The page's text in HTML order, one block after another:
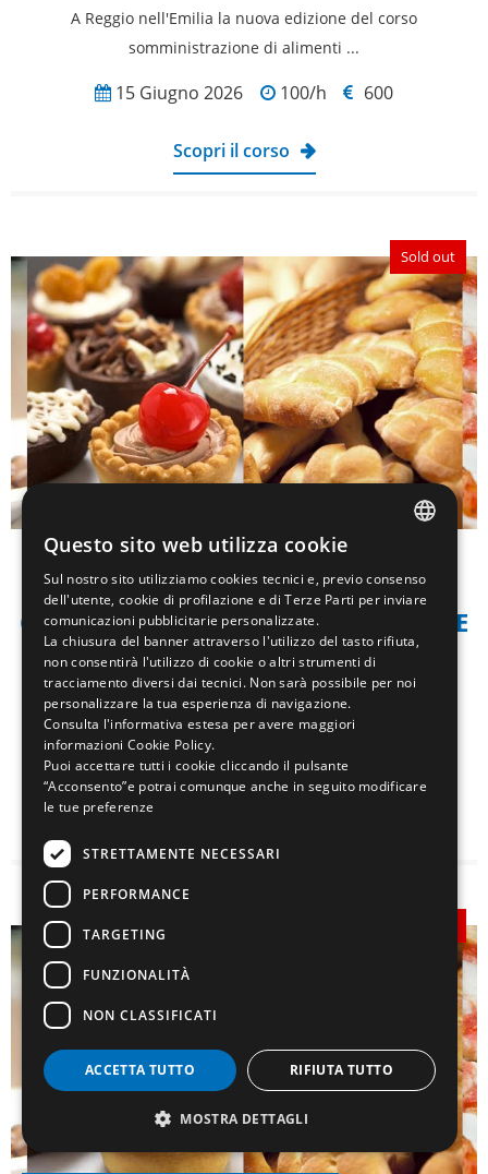
A Reggio nell'Emilia la nuova edizione del corso
somministrazione di alimenti ...
15 Giugno 2026 100/h 600
Scopri il corso
Sold out
2025-25893/RER - IMPRENDITORE
COMMERCIALE E SOMMINISTRAZIONE
DI ALIMENTI E BEVANDE
A Reggio nell'Emilia la nuova edizione del corso
somministrazione di alimenti ...
15 Giugno 2026 100/h
ENGLISH
Questo sito web utilizza cookie
Sul nostro sito utilizziamo cookies tecnici e, previo consenso
dell'utente, cookie di profilazione e di Terze Parti per inviare
comunicazioni pubblicitarie personalizzate.
La chiusura del banner attraverso l'utilizzo del tasto rifiuta,
non consentirà l'utilizzo di cookie o altri strumenti di
tracciamento diversi dai tecnici. Non sarà possibile per noi
personalizzare la tua esperienza di navigazione.
Consulta l'informativa estesa per avere maggiori
informazioni Cookie Policy.
Puoi accettare tutti i cookie cliccando il pulsante
“Acconsento”e potrai comunque anche in seguito modificare
le tue preferenze
STRETTAMENTE NECESSARI
PERFORMANCE
TARGETING
FUNZIONALITÀ
NON CLASSIFICATI
ACCETTA TUTTO RIFIUTA TUTTO
MOSTRA DETTAGLI